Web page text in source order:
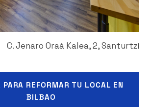
C. Jenaro Oraá Kalea, 2, Santurtzi
PARA REFORMAR TU LOCAL EN
BILBAO